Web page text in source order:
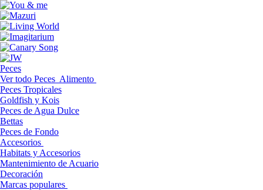
Peces
Ver todo Peces Alimento
Peces Tropicales
Goldfish y Kois
Peces de Agua Dulce
Bettas
Peces de Fondo
Accesorios
Habitats y Accesorios
Mantenimiento de Acuario
Decoración
Marcas populares